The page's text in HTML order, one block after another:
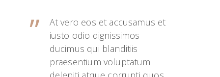
At vero eos et accusamus et
iusto odio dignissimos
ducimus qui blanditiis
praesentium voluptatum